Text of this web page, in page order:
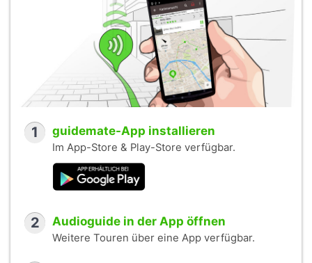
1 guidemate-App installieren
Im App-Store & Play-Store verfügbar.
2 Audioguide in der App öffnen
Weitere Touren über eine App verfügbar.